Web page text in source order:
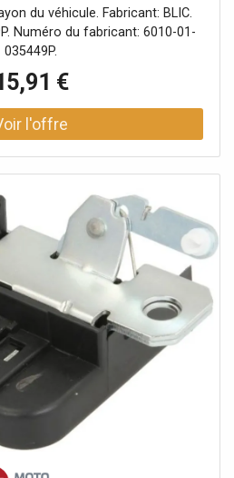
du véhicule. Fabricant: BLIC.
Numéro du fabricant: 6010-01-
035449P.
€